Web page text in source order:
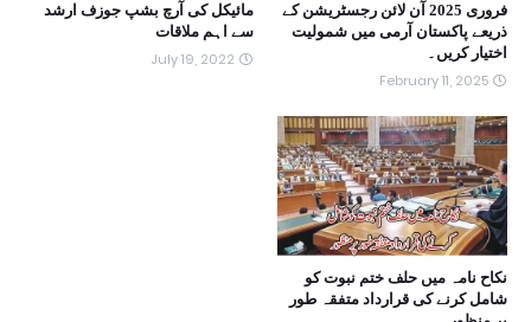
فروری 2025 آن لائن رجسٹریشن کے
ذریعے پاکستان آرمی میں شمولیت
اختیار کریں۔
February 11, 2025
مائیکل کی آرچ بشپ جوزف ارشد
سے اہم ملاقات
July 19, 2022
نکاح نامہ میں حلف ختم نبوت کو
شامل کرنے کی قرارداد متفقہ طور